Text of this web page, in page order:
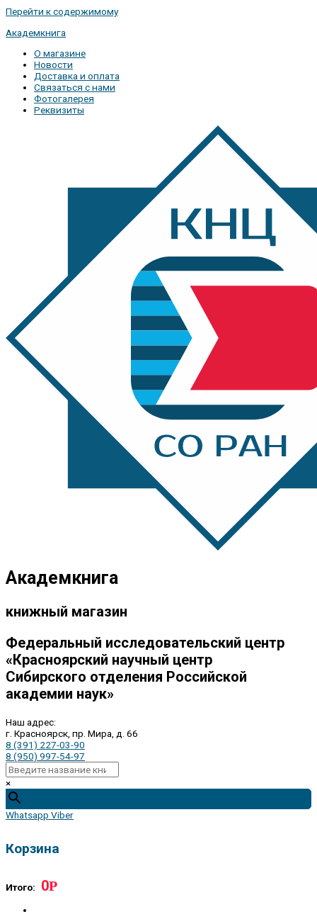
Перейти к содержимому
Академкнига
О магазине
Новости
Доставка и оплата
Связаться с нами
Фотогалерея
Реквизиты
Академкнига
книжный магазин
Федеральный исследовательский центр
«Красноярский научный центр
Сибирского отделения Российской
академии наук»
Наш адрес:
г. Красноярск, пр. Мира, д. 66
8 (391) 227-03-90
8 (950) 997-54-97
×
Whatsapp Viber
Корзина
Итого: 0Р